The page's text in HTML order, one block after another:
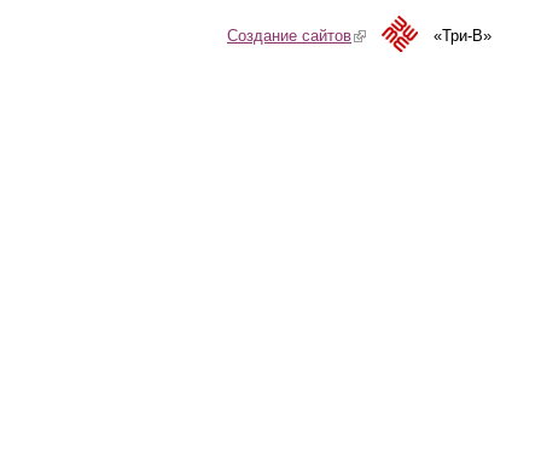
Создание сайтов(link is external)«Три-В»